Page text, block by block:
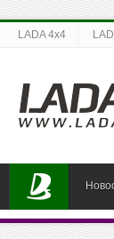
LADA 4x4